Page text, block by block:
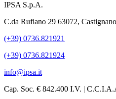
IPSA S.p.A.
C.da Rufiano 29 63072,
(+39) 0736.821921
(+39) 0736.821924
info@ipsa.it
Cap. Soc. € 842.400 I.V. |